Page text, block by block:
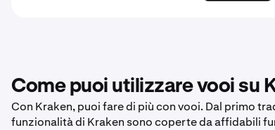
Come puoi utilizzare vooi su
Con Kraken, puoi fare di più con vooi. Dal primo
funzionalità di Kraken sono coperte da affidabili